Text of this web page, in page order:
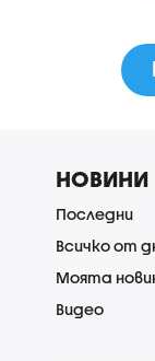
НОВИНИ
Последни
Всичко от
Моята
Видео